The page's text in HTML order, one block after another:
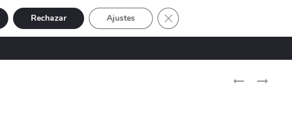
EXCLUSIVE OFERTAS Buscar
BORLA
BORLA
Rechazar Ajustes Cerrar el banner de cookies